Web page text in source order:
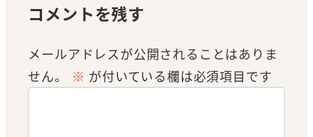
コメントを残す
メールアドレスが公開されることはありま
せん。
※ が付いている欄は必須項目です